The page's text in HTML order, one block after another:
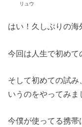
リュウ
はい！久しぶりの海
今回は人生で初めて
そして初めての試み
いうのをやってみま
今僕が使ってる携帯